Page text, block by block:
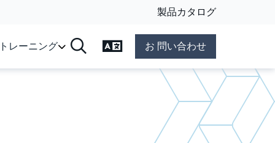
製品カタログ
レーニング 言語の変更お 問い合わせ